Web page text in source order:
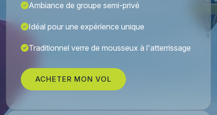
Ambiance de groupe semi-privé
Idéal pour une expérience unique
Traditionnel verre de mousseux à l'atterrissage
ACHETER MON VOL